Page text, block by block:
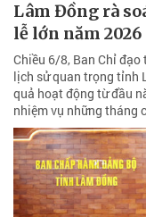
Lâm Đồng rà
lễ lớn năm 2026
Chiều 6/8, Ban Chỉ đạo
lịch sử quan trọng tỉnh
quả hoạt động từ đầu
nhiệm vụ những tháng